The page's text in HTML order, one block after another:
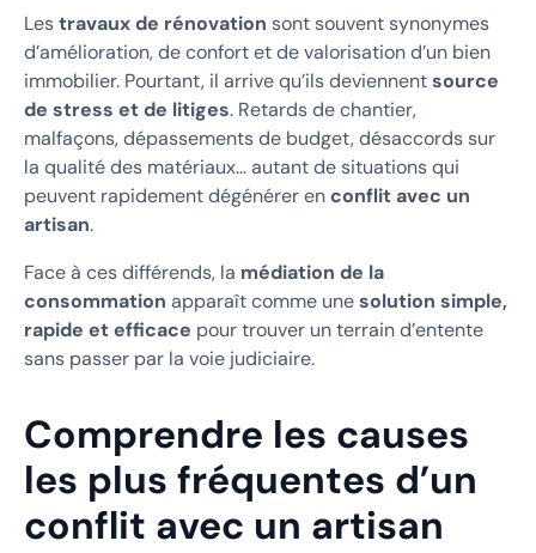
Lestravaux de rénovation sont souvent synonymes
d’amélioration, de confort et de valorisation d’un bien
immobilier. Pourtant, il arrive qu’ils deviennentsource
de stress et de litiges. Retards de chantier,
malfaçons, dépassements de budget, désaccords sur
la qualité des matériaux… autant de situations qui
peuvent rapidement dégénérer enconflit avec un
artisan.
Face à ces différends, la médiation de la
consommation apparaît comme unesolution simple,
rapide et efficace pour trouver un terrain d’entente
sans passer par la voie judiciaire.
Comprendre les causes
les plus fréquentes d’un
conflit avec un artisan